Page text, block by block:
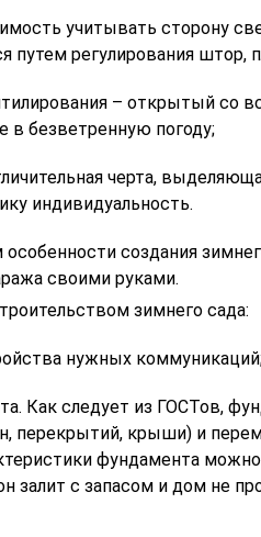
учитывать сторону
путем регулирования штор,
– открытый со
в безветренную погоду;
черта,
индивидуальность.
особенности создания
своими руками.
зимнего сада:
нужных
Как следует из ГОСТов,
перекрытий, крыши) и
фундамента
залит с запасом и дом не